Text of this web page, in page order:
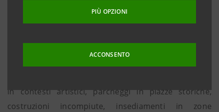
PIÙ OPZIONI
ACCONSENTO
inquinato dalle palazzine degli anni 60, la profezia di
in contesti artistici, parcheggi in piazze storiche,
costruzioni incompiute, insediamenti in zone